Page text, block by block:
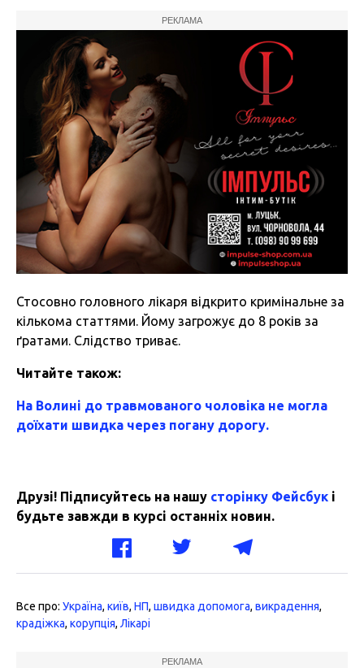
РЕКЛАМА
Стосовно головного лікаря відкрито кримінальне за
кількома статтями. Йому загрожує до 8 років за
ґратами. Слідство триває.
Читайте також:
На Волині до травмованого чоловіка не могла
доїхати швидка через погану дорогу.
Друзі! Підписуйтесь на нашу сторінку Фейсбук і
будьте завжди в курсі останніх новин.
Все про: Україна, київ, НП, швидка допомога, викрадення,
крадіжка, корупція, Лікарі
РЕКЛАМА